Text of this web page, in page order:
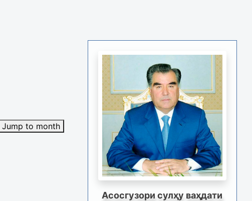
Jump to month
Асосгузори сулҳу ваҳдати